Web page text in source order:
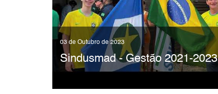
03 de Outubro de 2023
Sindusmad - Gestão 2021-2023